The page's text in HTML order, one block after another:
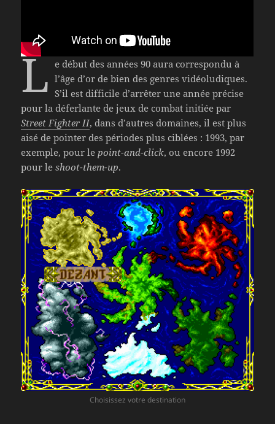
L e début des années 90 aura correspondu à
l’âge d’or de bien des genres vidéoludiques.
S’il est difficile d’arrêter une année précise
pour la déferlante de jeux de combat initiée par
Street Fighter II, dans d’autres domaines, il est plus
aisé de pointer des périodes plus ciblées : 1993, par
exemple, pour lepoint-and-click, ou encore 1992
pour leshoot-them-up.
Choisissez votre destination